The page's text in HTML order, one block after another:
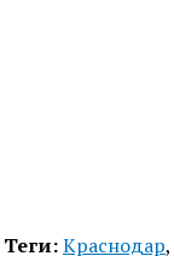
Теги:Краснодар,